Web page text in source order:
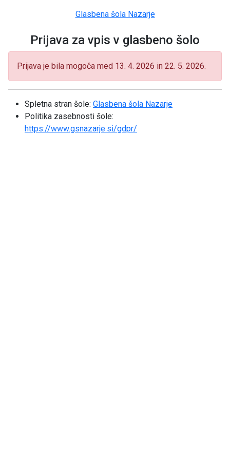
Glasbena šola Nazarje
Prijava za vpis v glasbeno šolo
Prijava je bila mogoča med 13. 4. 2026 in 22. 5. 2026.
Spletna stran šole: Glasbena šola Nazarje
Politika zasebnosti šole:
https://www.gsnazarje.si/gdpr/